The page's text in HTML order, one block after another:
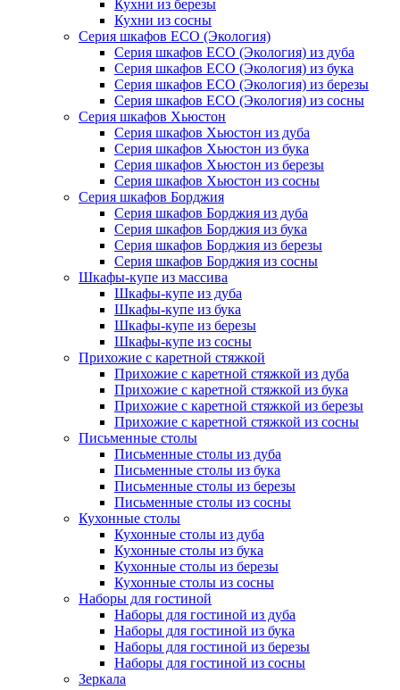
Кухни из березы
Кухни из сосны
Серия шкафов ECO (Экология)
Серия шкафов ECO (Экология) из дуба
Серия шкафов ECO (Экология) из бука
Серия шкафов ECO (Экология) из березы
Серия шкафов ECO (Экология) из сосны
Серия шкафов Хьюстон
Серия шкафов Хьюстон из дуба
Серия шкафов Хьюстон из бука
Серия шкафов Хьюстон из березы
Серия шкафов Хьюстон из сосны
Серия шкафов Борджия
Серия шкафов Борджия из дуба
Серия шкафов Борджия из бука
Серия шкафов Борджия из березы
Серия шкафов Борджия из сосны
Шкафы-купе из массива
Шкафы-купе из дуба
Шкафы-купе из бука
Шкафы-купе из березы
Шкафы-купе из сосны
Прихожие с каретной стяжкой
Прихожие с каретной стяжкой из дуба
Прихожие с каретной стяжкой из бука
Прихожие с каретной стяжкой из березы
Прихожие с каретной стяжкой из сосны
Письменные столы
Письменные столы из дуба
Письменные столы из бука
Письменные столы из березы
Письменные столы из сосны
Кухонные столы
Кухонные столы из дуба
Кухонные столы из бука
Кухонные столы из березы
Кухонные столы из сосны
Наборы для гостиной
Наборы для гостиной из дуба
Наборы для гостиной из бука
Наборы для гостиной из березы
Наборы для гостиной из сосны
Зеркала